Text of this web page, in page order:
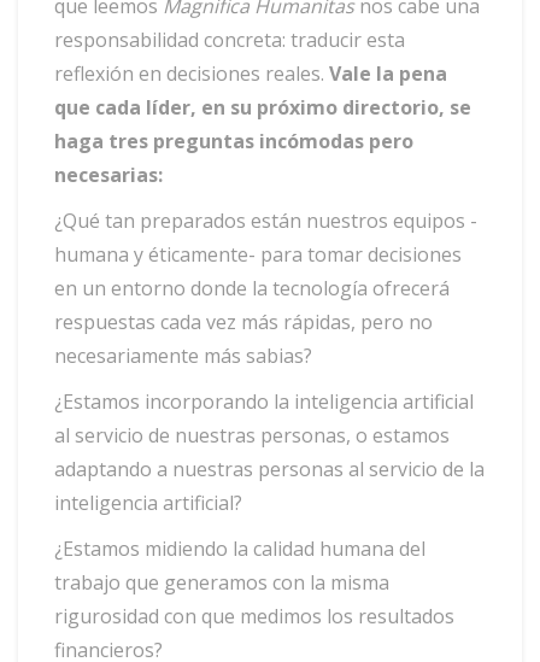
que leemos Magnifica Humanitasnos cabe una
responsabilidad concreta: traducir esta
reflexión en decisiones reales. Vale la pena
que cada líder, en su próximo directorio, se
haga tres preguntas incómodas pero
necesarias:
¿Qué tan preparados están nuestros equipos -
humana y éticamente- para tomar decisiones
en un entorno donde la tecnología ofrecerá
respuestas cada vez más rápidas, pero no
necesariamente más sabias?
¿Estamos incorporando la inteligencia artificial
al servicio de nuestras personas, o estamos
adaptando a nuestras personas al servicio de la
inteligencia artificial?
¿Estamos midiendo la calidad humana del
trabajo que generamos con la misma
rigurosidad con que medimos los resultados
financieros?